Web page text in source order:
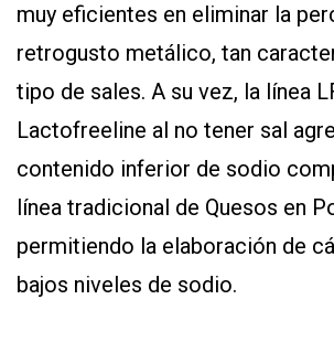
muy eficientes en eliminar la
retrogusto metálico, tan
tipo de sales. A su vez, la línea
Lactofreeline al no tener sal
contenido inferior de sodio
línea tradicional de Quesos en
permitiendo la elaboración de
bajos niveles de sodio.